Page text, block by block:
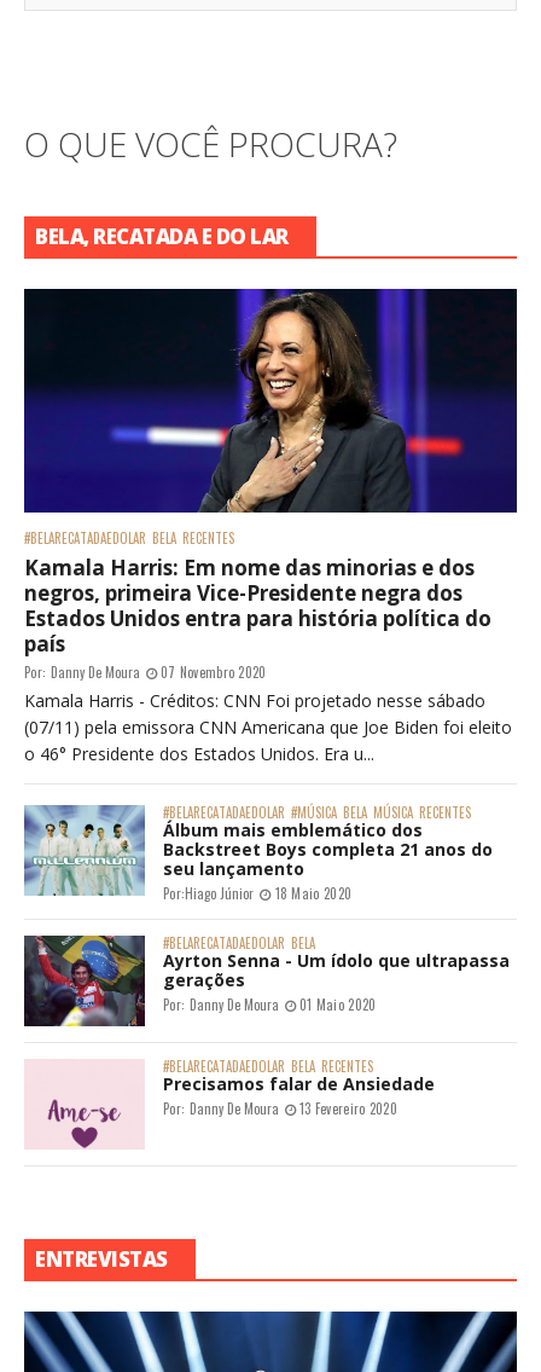
O QUE VOCÊ PROCURA?
BELA, RECATADA E DO LAR
#BELARECATADAEDOLAR BELA RECENTES
Kamala Harris: Em nome das minorias e dos
negros, primeira Vice-Presidente negra dos
Estados Unidos entra para história política do
país
Por: Danny De Moura 07 Novembro 2020
Kamala Harris - Créditos: CNN Foi projetado nesse sábado
(07/11) pela emissora CNN Americana que Joe Biden foi eleito
o 46° Presidente dos Estados Unidos. Era u...
#BELARECATADAEDOLAR #MÚSICA BELA MÚSICA RECENTES
Álbum mais emblemático dos
Backstreet Boys completa 21 anos do
seu lançamento
Por:Hiago Júnior 18 Maio 2020
#BELARECATADAEDOLAR BELA
Ayrton Senna - Um ídolo que ultrapassa
gerações
Por: Danny De Moura 01 Maio 2020
#BELARECATADAEDOLAR BELA RECENTES
Precisamos falar de Ansiedade
Por: Danny De Moura 13 Fevereiro 2020
ENTREVISTAS